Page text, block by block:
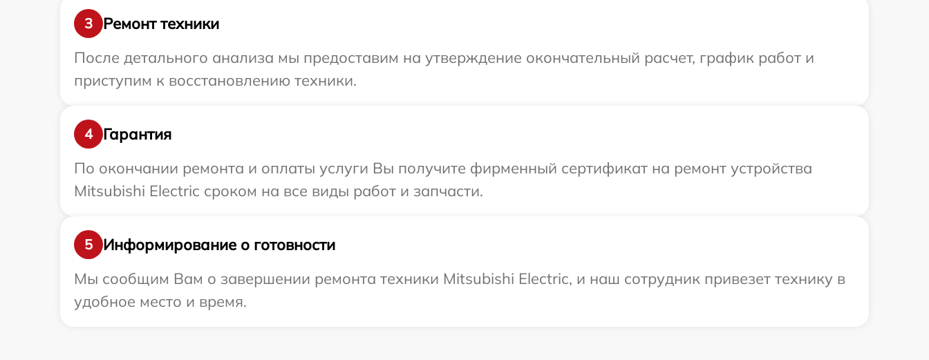
3
Ремонт техники
После детального анализа мы предоставим на утверждение окончательный расчет, график работ и
приступим к восстановлению техники.
4
Гарантия
По окончании ремонта и оплаты услуги Вы получите фирменный сертификат на ремонт устройства
Mitsubishi Electric сроком на все виды работ и запчасти.
5
Информирование о готовности
Мы сообщим Вам о завершении ремонта техники Mitsubishi Electric, и наш сотрудник привезет технику в
удобное место и время.